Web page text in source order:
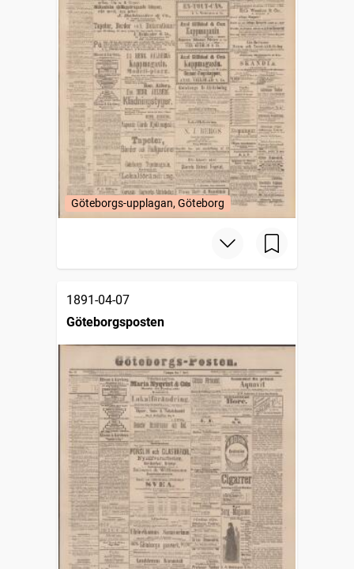
Göteborgs-upplagan, Göteborg
1891-04-07
Göteborgsposten